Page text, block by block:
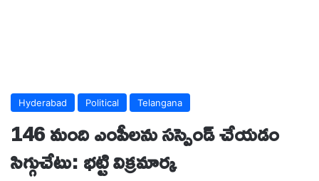
Hyderabad Political Telangana
146 మంది ఎంపీలను సస్పెండ్‌ చేయడం
సిగ్గుచేటు: భట్టి విక్రమార్క